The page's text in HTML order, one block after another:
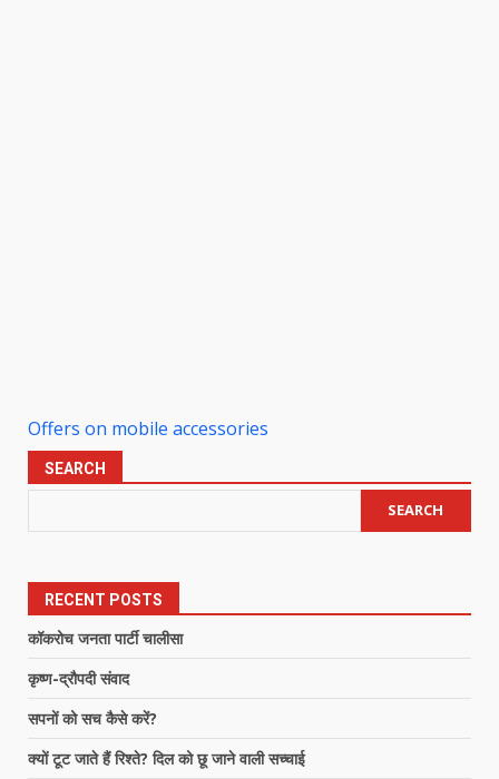
Offers on mobile accessories
SEARCH
SEARCH
RECENT POSTS
कॉकरोच जनता पार्टी चालीसा
कृष्ण-द्रौपदी संवाद
सपनों को सच कैसे करें?
क्यों टूट जाते हैं रिश्ते? दिल को छू जाने वाली सच्चाई